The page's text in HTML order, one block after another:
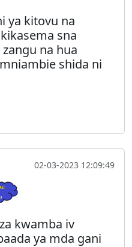
ya kitovu na
sna
na hua
shida ni
02-03-2023 12:09:49
kwamba iv
ya mda gani